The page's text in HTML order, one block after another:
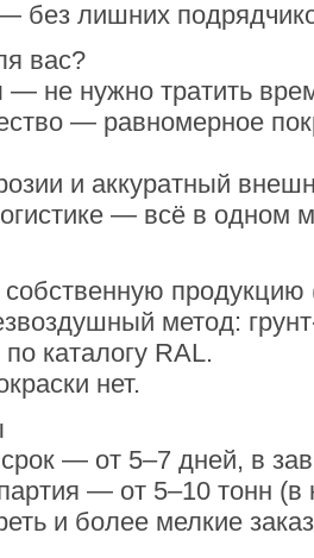
без лишних
вас?
не нужно тратить
— равномерное
и аккуратный
— всё в одном
собственную
метод:
каталогу RAL.
нет.
— от 5–7 дней, в
— от 5–10 тонн (в
и более мелкие